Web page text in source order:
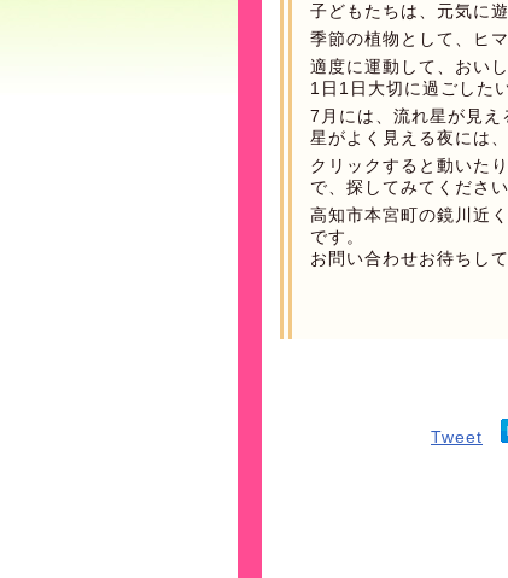
子どもたちは、元気に
季節の植物として、ヒマ
適度に運動して、おい
1日1日大切に過ごした
7月には、流れ星が見え
星がよく見える夜には
クリックすると動いた
で、探してみてください
高知市本宮町の鏡川近
です。
お問い合わせお待ちして
Tweet